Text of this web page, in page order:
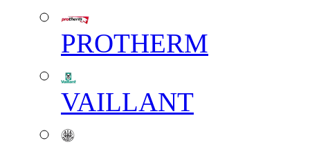
PROTHERM
VAILLANT